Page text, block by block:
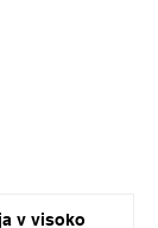
v visoko